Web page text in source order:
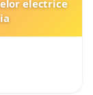
electrice